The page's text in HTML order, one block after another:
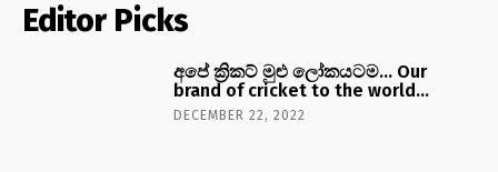
Editor Picks
අපේ ක්‍රිකට් මුළු ලෝකයටම… Our
brand of cricket to the world…
DECEMBER 22, 2022